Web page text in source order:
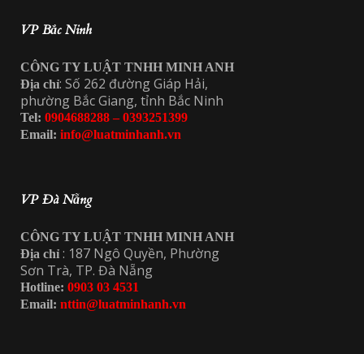
VP Bắc Ninh
CÔNG TY LUẬT TNHH MINH ANH
Địa chỉ: Số 262 đường Giáp Hải,
phường Bắc Giang, tỉnh Bắc Ninh
Tel: 0904688288 – 0393251399
Email: info@luatminhanh.vn
VP Đà Nẵng
CÔNG TY LUẬT TNHH MINH ANH
Địa chỉ : 187 Ngô Quyền, Phường
Sơn Trà, TP. Đà Nẵng
Hotline: 0903 03 4531
Email: nttin@luatminhanh.vn